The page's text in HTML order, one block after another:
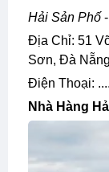
Hải Sản Phố
Địa Chỉ: 51 Võ Nguyên Giáp, Bắc Mỹ An, Ngũ Hành
Sơn, Đà Nẵng
Điện Thoại:
Nhà Hàng